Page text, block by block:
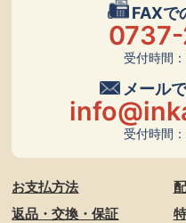
FAXで
受付時間
メール
受付時間
お支払方法
返品・交換・保証